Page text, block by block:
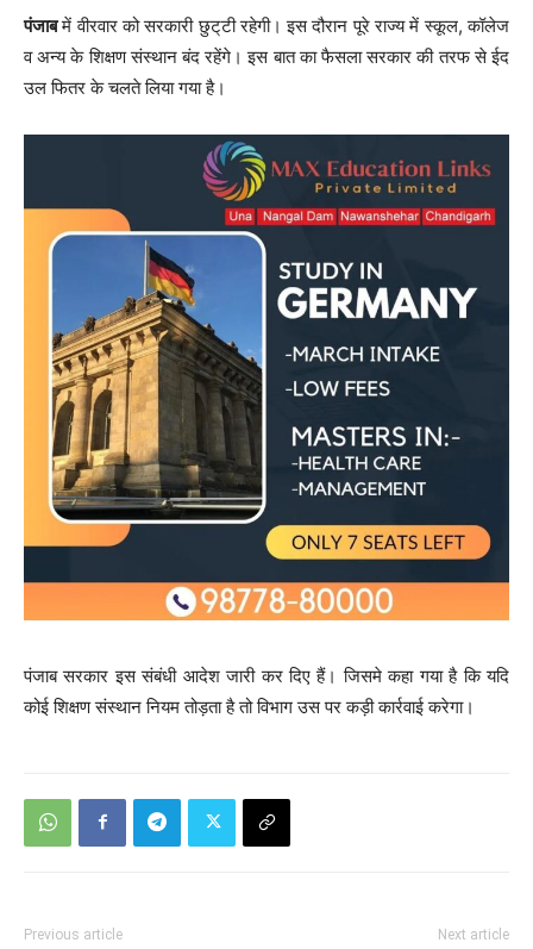
पंजाबमें वीरवार को सरकारी छुट्‌टी रहेगी। इस दौरान पूरे राज्य में स्कूल, कॉलेज
व अन्य के शिक्षण संस्थान बंद रहेंगे। इस बात का फैसला सरकार की तरफ से ईद
उल फितर के चलते लिया गया है।
पंजाब सरकार इस संबंधी आदेश जारी कर दिए हैं। जिसमे कहा गया है कि यदि
कोई शिक्षण संस्थान नियम तोड़ता है तो विभाग उस पर कड़ी कार्रवाई करेगा।
Previous article Next article